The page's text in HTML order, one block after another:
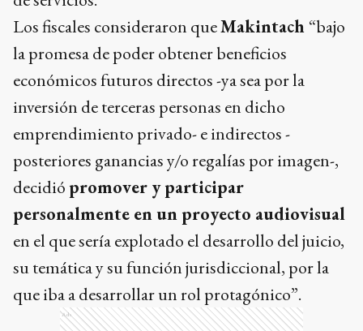
Los fiscales consideraron queMakintach “bajo
la promesa de poder obtener beneficios
económicos futuros directos -ya sea por la
inversión de terceras personas en dicho
emprendimiento privado- e indirectos -
posteriores ganancias y/o regalías por imagen-,
decidió promover y participar
personalmente en un proyecto audiovisual
en el que sería explotado el desarrollo del juicio,
su temática y su función jurisdiccional, por la
que iba a desarrollar un rol protagónico”.
Ads